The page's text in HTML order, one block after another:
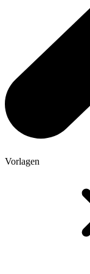
Vorlagen